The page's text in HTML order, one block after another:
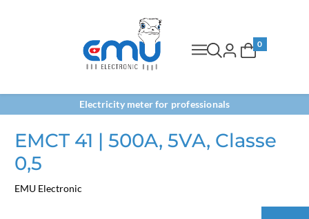
0
Electricity meter for professionals
EMCT 41 | 500A, 5VA, Classe
0,5
EMU Electronic